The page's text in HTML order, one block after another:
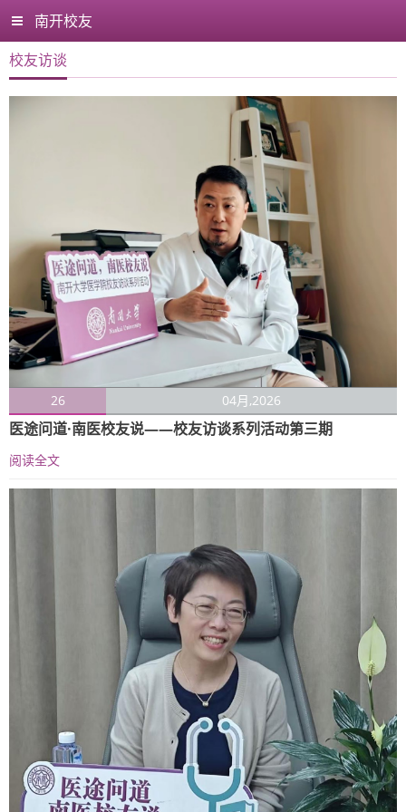
南开校友
校友访谈
26 04月,2026
医途问道·南医校友说——校友访谈系列活动第三期
阅读全文